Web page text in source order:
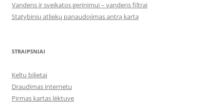
Vandens ir sveikatos gerinimui – vandens filtrai
Statybinių atliekų panaudojimas antrą kartą
STRAIPSNIAI
Keltų bilietai
Draudimas internetu
Pirmas kartas lėktuve